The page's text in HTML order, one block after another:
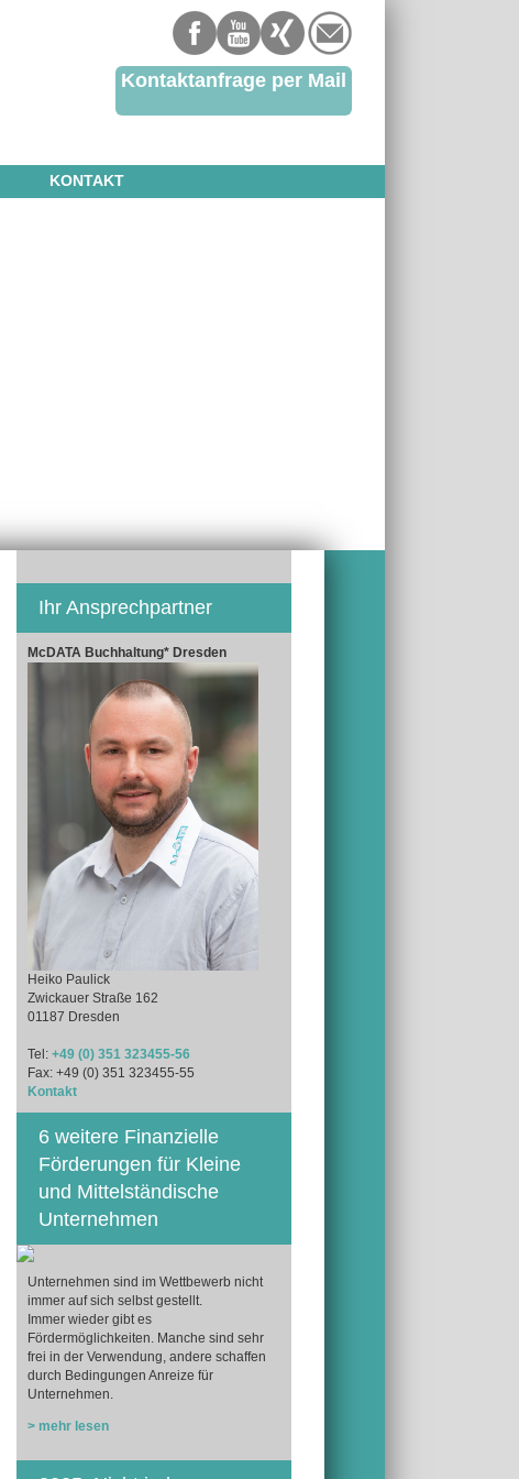
Kontaktanfrage per Mail
KONTAKT
Ihr Ansprechpartner
McDATA Buchhaltung* Dresden
Heiko Paulick
Zwickauer Straße 162
01187 Dresden
Tel: +49 (0) 351 323455-56
Fax: +49 (0) 351 323455-55
Kontakt
6 weitere Finanzielle
Förderungen für Kleine
und Mittelständische
Unternehmen
Unternehmen sind im Wettbewerb nicht
immer auf sich selbst gestellt.
Immer wieder gibt es
Fördermöglichkeiten. Manche sind sehr
frei in der Verwendung, andere schaffen
durch Bedingungen Anreize für
Unternehmen.
> mehr lesen